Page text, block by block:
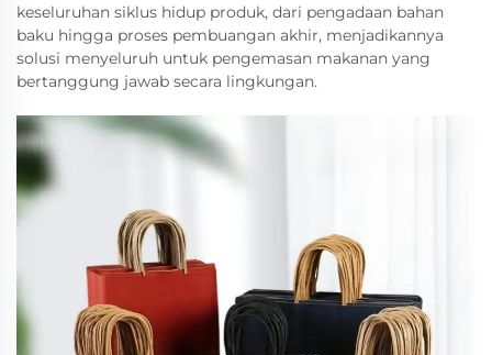
keseluruhan siklus hidup produk, dari pengadaan bahan
baku hingga proses pembuangan akhir, menjadikannya
solusi menyeluruh untuk pengemasan makanan yang
bertanggung jawab secara lingkungan.